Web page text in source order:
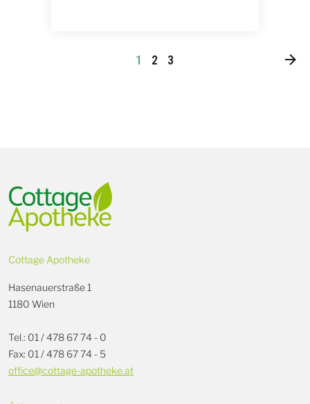
1 2 3
Cottage Apotheke
Hasenauerstraße 1
1180 Wien
Tel.: 01 / 478 67 74 - 0
Fax: 01 / 478 67 74 - 5
office@cottage-apotheke.at